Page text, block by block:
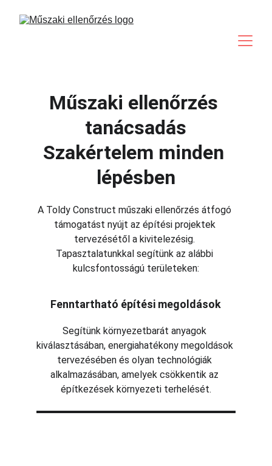
Műszaki ellenőrzés
tanácsadás
Szakértelem minden
lépésben
A Toldy Construct műszaki ellenőrzés átfogó
támogatást nyújt az építési projektek
tervezésétől a kivitelezésig.
Tapasztalatunkkal segítünk az alábbi
kulcsfontosságú területeken:
Fenntartható építési megoldások
Segítünk környezetbarát anyagok
kiválasztásában, energiahatékony megoldások
tervezésében és olyan technológiák
alkalmazásában, amelyek csökkentik az
építkezések környezeti terhelését.